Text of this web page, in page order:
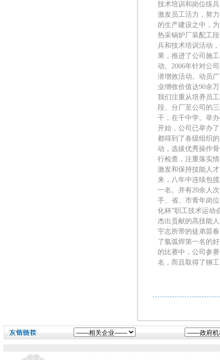
技术培训和岗位练
激发员工活力，努
的生产建设之中，
热采锅炉厂装配工
兵和技术培训活动
果，推进了公司施
动。2006年针对公
潜增效活动。动员
业增收价值达90余
我们注重从培养员
段、分厂至公司的
干，在干中学。举
开始，公司已举办
都得到了各级组织
动，选拔优秀操作
行检查，注重落实
激发和保持技能人
来，八年中连续包
一名。并有20余人
手、省、市青年岗
化杯”职工技术运动
杰出贡献的高技能
宇志所带的徒弟苗
了氩弧焊第一名的
的比赛中，公司参
名，而且取得了铆